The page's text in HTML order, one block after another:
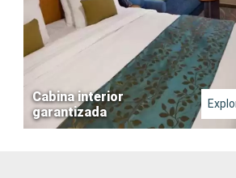
Cabina interior
garantizada